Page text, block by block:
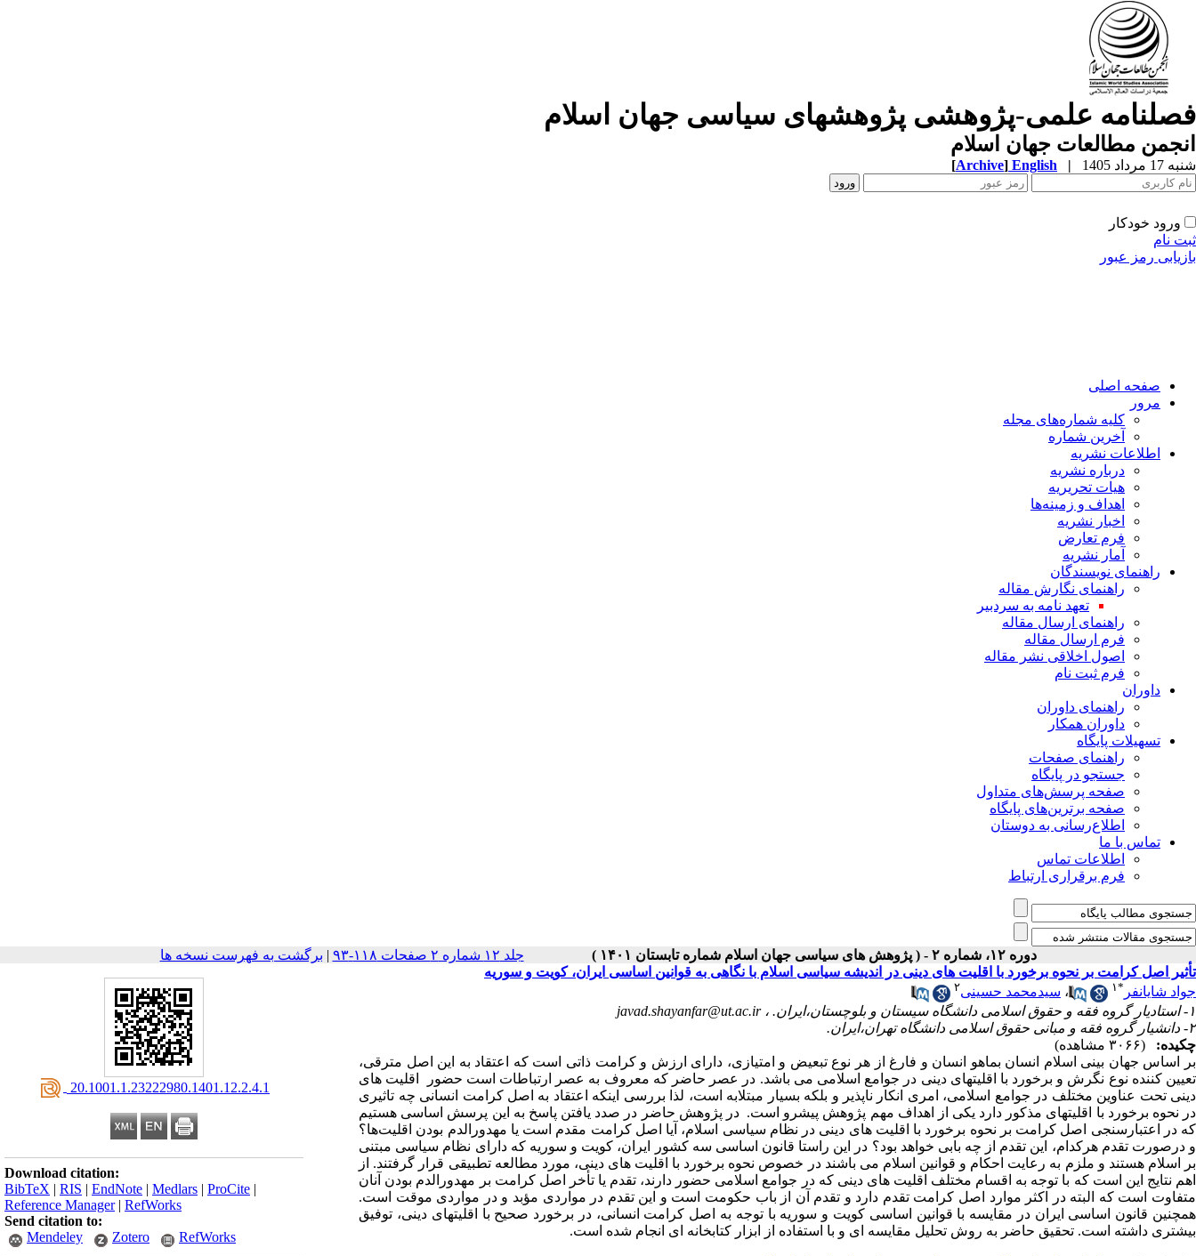
فصلنامه علمی-پژوهشی پژوهشهای سیاسی جهان اسلام
انجمن مطالعات جهان اسلام
شنبه 17 مرداد 1405 |
English
[Archive]
ورود خودکار
ثبت نام
بازیابی رمز عبور
صفحه اصلی
مرور
کلیه شماره‌های مجله
آخرین شماره
اطلاعات نشریه
درباره نشریه
هیات تحریریه
اهداف و زمینه‌ها
اخبار نشریه
فرم تعارض
آمار نشریه
راهنمای نویسندگان
راهنمای نگارش مقاله
تعهد نامه به سردبیر
راهنمای ارسال مقاله
فرم ارسال مقاله
اصول اخلاقی نشر مقاله
فرم ثبت نام
داوران
راهنمای داوران
داوران همکار
تسهیلات پایگاه
راهنمای صفحات
جستجو در پایگاه
صفحه پرسش‌های متداول
صفحه برترین‌های پایگاه
اطلاع‌رسانی به دوستان
تماس با ما
اطلاعات تماس
فرم برقراری ارتباط
دوره ۱۲، شماره ۲ - ( پژوهش های سیاسی جهان اسلام شماره تابستان ۱۴۰۱ ) جلد ۱۲ شماره ۲ صفحات ۱۱۸-۹۳ | برگشت به فهرست نسخه ها
‎ 20.1001.1.23222980.1401.12.2.4.1
Download citation:
BibTeX | RIS | EndNote | Medlars | ProCite |
Reference Manager| RefWorks
Send citation to:
Mendeley
Zotero RefWorks
تأثیر اصل کرامت بر نحوه برخورد با اقلیت های دینی در اندیشه سیاسی اسلام با نگاهی به قوانین اساسی ایران، کویت و سوریه
جواد شایانفر *۱ ، سیدمحمد حسینی۲
۱- استادیار گروه فقه و حقوق اسلامی دانشگاه سیستان و بلوچستان،ایران. ،
javad.shayanfar@ut.ac.ir
۲- دانشیار گروه فقه و مبانی حقوق اسلامی دانشگاه تهران،ایران.
چکیده:
(۳۰۶۶ مشاهده)
بر اساس جهان بینی اسلام انسان بماهو انسان و فارغ از هر نوع تبعیض و امتیازی، دارای ارزش و کرامت ذاتی است که اعتقاد به این اصل مترقی،
تعیین کننده نوع نگرش و برخورد با اقلیتهای دینی در جوامع اسلامی می باشد. در عصر حاضر که معروف به عصر ارتباطات است حضور اقلیت های
دینی تحت عناوین مختلف در جوامع اسلامی، امری انکار ناپذیر و بلکه بسیار مبتلا‌به است، لذا بررسی اینکه اعتقاد به اصل کرامت انسانی چه تاثیری
در نحوه برخورد با اقلیتهای مذکور دارد یکی از اهداف مهم پژوهش پیشرو است. در پژوهش حاضر در صدد یافتن پاسخ به این پرسش اساسی هستیم
که در اعتبارسنجی اصل کرامت بر نحوه برخورد با اقلیت های دینی در نظام سیاسی اسلام، آیا اصل کرامت مقدم است یا مهدورالدم بودن اقلیت‌ها؟
و درصورت تقدم هرکدام، این تقدم از چه بابی خواهد بود؟ در این راستا قانون اساسی سه کشور ایران، کویت و سوریه که دارای نظام سیاسی مبتنی
بر اسلام هستند و ملزم به رعایت احکام و قوانین اسلام می باشند در خصوص نحوه برخورد با اقلیت های دینی، مورد مطالعه تطبیقی قرار گرفتند. از
اهم نتایج این است که با توجه به اقسام مختلف اقلیت های دینی که در جوامع اسلامی حضور دارند، تقدم یا تأخر اصل کرامت بر مهدورالدم بودن آنان
متفاوت است که البته در اکثر موارد اصل کرامت تقدم دارد و تقدم آن از باب حکومت است و این تقدم در مواردی مؤبد و در مواردی موقت است.
همچنین قانون اساسی ایران در مقایسه با قوانین اساسی کویت و سوریه با توجه به اصل کرامت انسانی، در برخورد صحیح با اقلیتهای دینی، توفیق
بیشتری داشته است. تحقیق حاضر به روش تحلیل مقایسه ای و با استفاده از ابزار کتابخانه ای انجام شده است.